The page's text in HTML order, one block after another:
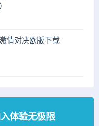
情对决欧版下载
体验无极限